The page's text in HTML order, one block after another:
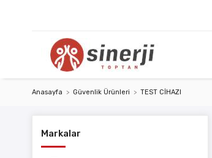
Anasayfa Güvenlik Ürünleri TEST CİHAZI
Markalar